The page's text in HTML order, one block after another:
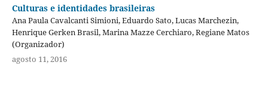
Culturas e identidades brasileiras
Ana Paula Cavalcanti Simioni, Eduardo Sato, Lucas Marchezin,
Henrique Gerken Brasil, Marina Mazze Cerchiaro, Regiane Matos
(Organizador)
agosto 11, 2016